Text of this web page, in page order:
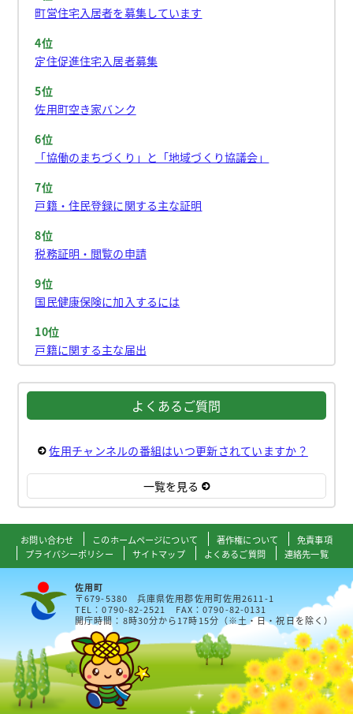
町営住宅入居者を募集しています
4位
定住促進住宅入居者募集
5位
佐用町空き家バンク
6位
「協働のまちづくり」と「地域づくり協議会」
7位
戸籍・住民登録に関する主な証明
8位
税務証明・閲覧の申請
9位
国民健康保険に加入するには
10位
戸籍に関する主な届出
よくあるご質問
佐用チャンネルの番組はいつ更新されていますか？
一覧を見る
お問い合わせ このホームページについて 著作権について
免責事項
プライバシーポリシー
サイトマップ よくあるご質問 連絡先一覧
佐用町
〒679-5380 兵庫県佐用郡佐用町佐用2611-1
TEL：0790-82-2521 FAX：0790-82-0131
開庁時間：8時30分から17時15分（※土・日・祝日を除く）